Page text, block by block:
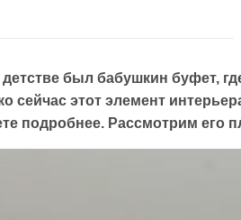
детстве был бабушкин буфет,
сейчас этот элемент
подробнее. Рассмотрим его